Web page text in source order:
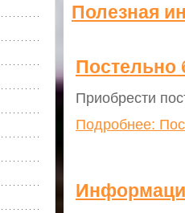
Полезная
Постельно
Приобрести
Подробнее: